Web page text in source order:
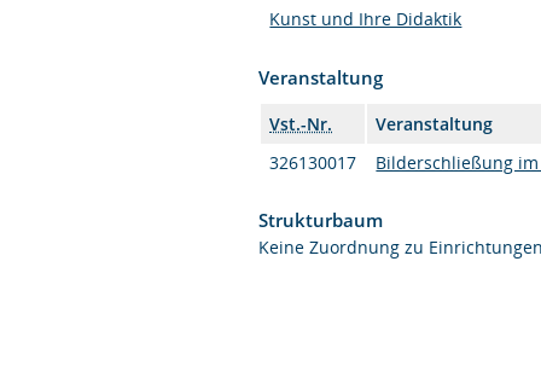
Kunst und Ihre Didaktik
Veranstaltung
Vst.-Nr.
Veranstaltung
326130017
Bilderschließung
Strukturbaum
Keine Zuordnung zu